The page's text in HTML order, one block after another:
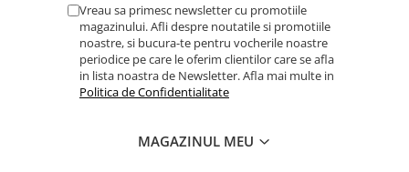
Vreau sa primesc newsletter cu promotiile
magazinului. Afli despre noutatile si promotiile
noastre, si bucura-te pentru vocherile noastre
periodice pe care le oferim clientilor care se afla
in lista noastra de Newsletter. Afla mai multe in
Politica de Confidentialitate
MAGAZINUL MEU